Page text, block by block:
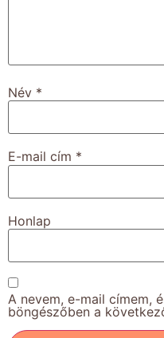
Név *
E-mail cím *
Honlap
A nevem, e-mail címem,
böngészőben a